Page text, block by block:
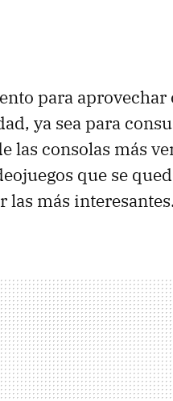
para aprovechar
ya sea para
las consolas más
que se
las más interesantes.